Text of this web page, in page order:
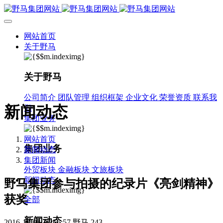
网站首页
关于野马
关于野马
公司简介 团队管理 组织框架 企业文化 荣誉资质 联系我
们
集团业务
集团业务
外贸板块 金融板块 文旅板块
新闻动态
全部
新闻动态
新闻动态
网站首页
新闻动态
集团新闻
野马集团参与拍摄的纪录片《亮剑精神》
获奖